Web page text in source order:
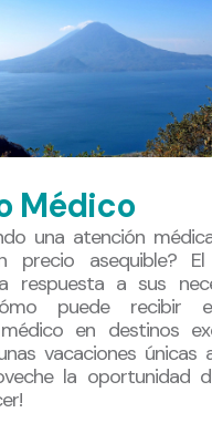
Médico
una atención
precio asequible?
respuesta a sus
puede recibir
en destinos
vacaciones únicas
la oportunidad